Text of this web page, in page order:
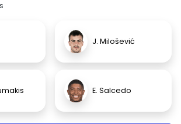
J. Milošević
E. Salcedo